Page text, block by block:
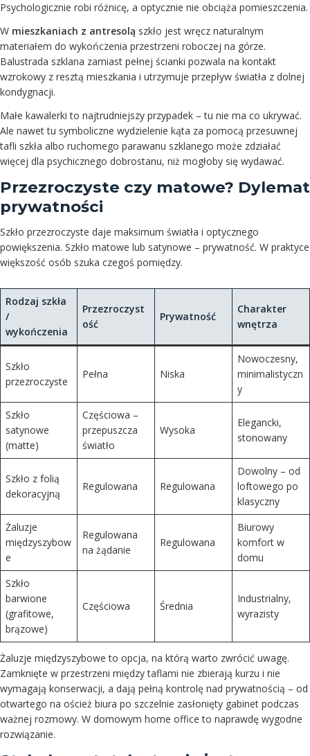
Psychologicznie robi różnicę, a optycznie nie obciąża pomieszczenia.
W mieszkaniach z antresolą szkło jest wręcz naturalnym
materiałem do wykończenia przestrzeni roboczej na górze.
Balustrada szklana zamiast pełnej ścianki pozwala na kontakt
wzrokowy z resztą mieszkania i utrzymuje przepływ światła z dolnej
kondygnacji.
Małe kawalerki to najtrudniejszy przypadek – tu nie ma co ukrywać.
Ale nawet tu symboliczne wydzielenie kąta za pomocą przesuwnej
tafli szkła albo ruchomego parawanu szklanego może zdziałać
więcej dla psychicznego dobrostanu, niż mogłoby się wydawać.
Przezroczyste czy matowe? Dylemat
prywatności
Szkło przezroczyste daje maksimum światła i optycznego
powiększenia. Szkło matowe lub satynowe – prywatność. W praktyce
większość osób szuka czegoś pomiędzy.
Rodzaj szkła
/
wykończenia
Przezroczyst
ość
Prywatność
Charakter
wnętrza
Szkło
przezroczyste
Pełna Niska
Nowoczesny,
minimalistyczn
y
Szkło
satynowe
(matte)
Częściowa –
przepuszcza
światło
Wysoka
Elegancki,
stonowany
Szkło z folią
dekoracyjną
Regulowana Regulowana
Dowolny – od
loftowego po
klasyczny
Żaluzje
międzyszybow
e
Regulowana
na żądanie
Regulowana
Biurowy
komfort w
domu
Szkło
barwione
(grafitowe,
brązowe)
Częściowa Średnia
Industrialny,
wyrazisty
Żaluzje międzyszybowe to opcja, na którą warto zwrócić uwagę.
Zamknięte w przestrzeni między taflami nie zbierają kurzu i nie
wymagają konserwacji, a dają pełną kontrolę nad prywatnością – od
otwartego na oścież biura po szczelnie zasłonięty gabinet podczas
ważnej rozmowy. W domowym home office to naprawdę wygodne
rozwiązanie.